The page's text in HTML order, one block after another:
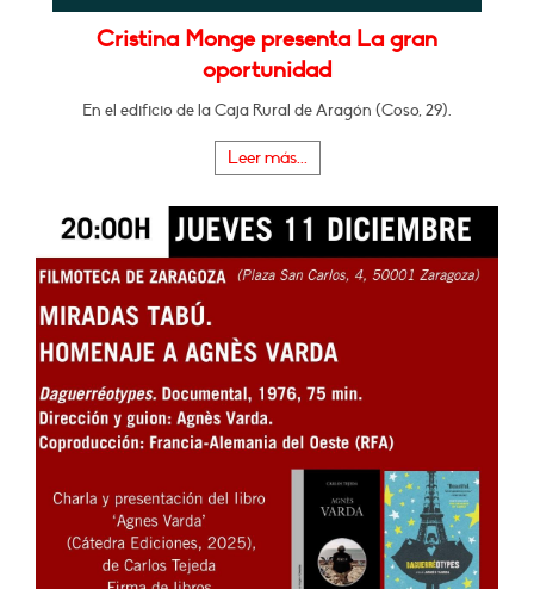
Cristina Monge presenta La gran
oportunidad
En el edificio de la Caja Rural de Aragón (Coso, 29).
Leer más...